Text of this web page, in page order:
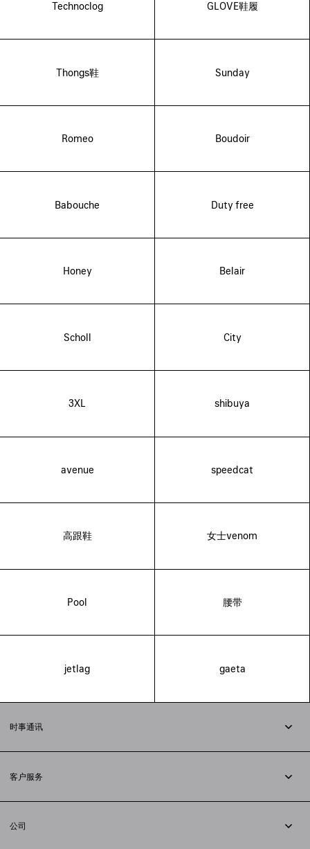
Technoclog GLOVE鞋履
Thongs鞋 Sunday
Romeo Boudoir
Babouche Duty free
Honey Belair
Scholl City
3XL shibuya
avenue speedcat
高跟鞋 女士venom
Pool 腰带
jetlag gaeta
时事通讯
客户服务
配送方式
公司